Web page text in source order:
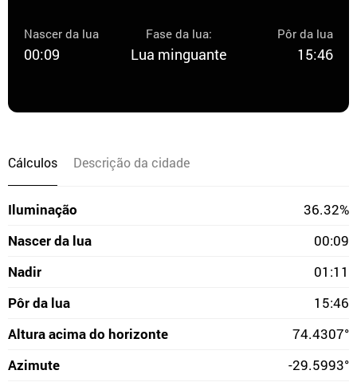
Nascer da lua
00:09
Fase da lua:
Lua minguante
Pôr da lua
15:46
Cálculos Descrição da cidade
Iluminação
36.32%
Nascer da lua
00:09
Nadir
01:11
Pôr da lua
15:46
Altura acima do horizonte
74.4307°
Azimute
-29.5993°